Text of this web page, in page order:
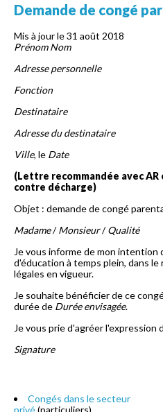
Demande de congé
Mis à jour le 31 août 2018
Prénom Nom
Adresse personnelle
Fonction
Destinataire
Adresse du destinataire
Ville, le Date
(Lettre recommandée avec AR
contre décharge)
Objet : demande de congé
Madame/Monsieur/Qualité
Je vous informe de mon intention
d'éducation à temps plein, dans
légales en vigueur.
Je souhaite bénéficier de ce
durée de Durée envisagée.
Je vous prie d'agréer
Signature
Congés dans le secteur
privé(particuliers)